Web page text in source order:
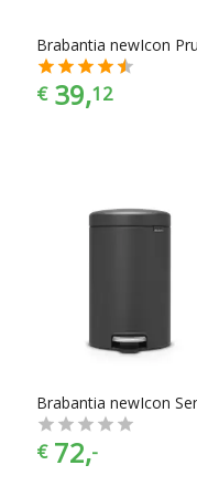
€ 39,12
€ 72,-